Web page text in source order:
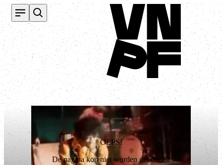
Terug naar homepage
OEPS!
De pagina kon niet worden gevonden